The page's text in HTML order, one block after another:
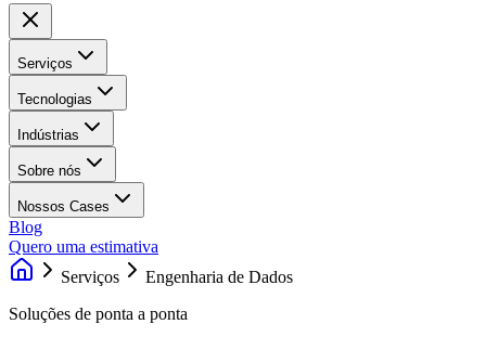
Serviços
Tecnologias
Indústrias
Sobre nós
Nossos Cases
Blog
Quero uma estimativa
Serviços
Engenharia de Dados
Soluções de ponta a ponta